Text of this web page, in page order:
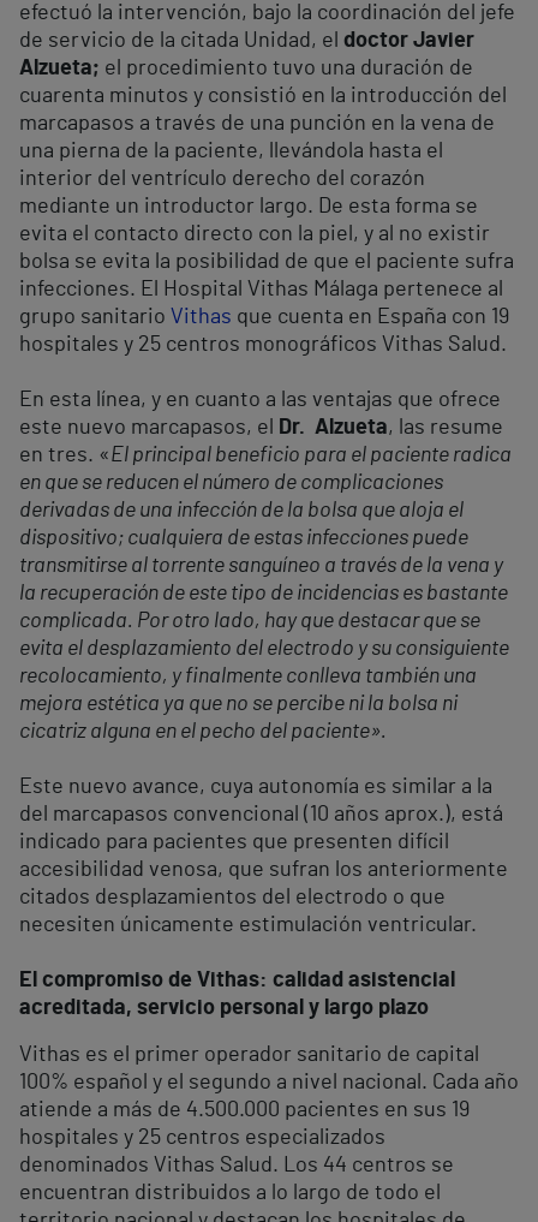
efectuó la intervención, bajo la coordinación del jefe
de servicio de la citada Unidad, el doctor Javier
Alzueta; el procedimiento tuvo una duración de
cuarenta minutos y consistió en la introducción del
marcapasos a través de una punción en la vena de
una pierna de la paciente, llevándola hasta el
interior del ventrículo derecho del corazón
mediante un introductor largo. De esta forma se
evita el contacto directo con la piel, y al no existir
bolsa se evita la posibilidad de que el paciente sufra
infecciones. El Hospital Vithas Málaga pertenece al
grupo sanitario Vithas que cuenta en España con 19
hospitales y 25 centros monográficos Vithas Salud.
En esta línea, y en cuanto a las ventajas que ofrece
este nuevo marcapasos, el
Dr. Alzueta, las resume
en tres. «El principal beneficio para el paciente radica
en que se reducen el número de complicaciones
derivadas de una infección de la bolsa que aloja el
dispositivo; cualquiera de estas infecciones puede
transmitirse al torrente sanguíneo a través de la vena y
la recuperación de este tipo de incidencias es bastante
complicada. Por otro lado, hay que destacar que se
evita el desplazamiento del electrodo y su consiguiente
recolocamiento, y finalmente conlleva también una
mejora estética ya que no se percibe ni la bolsa ni
cicatriz alguna en el pecho del paciente».
Este nuevo avance, cuya autonomía es similar a la
del marcapasos convencional (10 años aprox.), está
indicado para pacientes que presenten difícil
accesibilidad venosa, que sufran los anteriormente
citados desplazamientos del electrodo o que
necesiten únicamente estimulación ventricular.
El compromiso de Vithas: calidad asistencial
acreditada, servicio personal y largo plazo
Vithas es el primer operador sanitario de capital
100% español y el segundo a nivel nacional. Cada año
atiende a más de 4.500.000 pacientes en sus 19
hospitales y 25 centros especializados
denominados Vithas Salud. Los 44 centros se
encuentran distribuidos a lo largo de todo el